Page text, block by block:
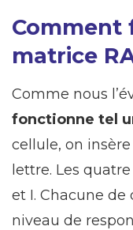
Comment
matrice
Comme nous
fonctionne tel
cellule, on
lettre. Les
et I. Chacune de
niveau de